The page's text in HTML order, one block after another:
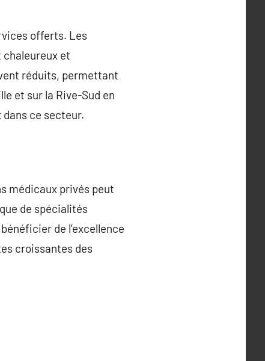
offerts. Les
chaleureux et
réduits, permettant
et sur la Rive-Sud en
ce secteur.
médicaux privés peut
de spécialités
de l’excellence
croissantes des